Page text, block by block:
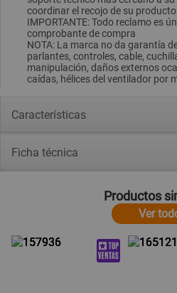
coordinar el recojo de su
IMPORTANTE: Todo reclamo es
comprobante de compra
NOTA: La marca no da garantía
parlantes, controles, cable,
manipulación, daños externos
caídas, hélices del ventilador por
Características
Ficha técnica
Productos
Ver